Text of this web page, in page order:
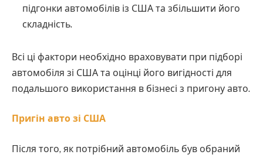
підгонки автомобілів із США та збільшити його
складність.
Всі ці фактори необхідно враховувати при підборі
автомобіля зі США та оцінці його вигідності для
подальшого використання в бізнесі з пригону авто.
Пригін авто зі США
Після того, як потрібний автомобіль був обраний